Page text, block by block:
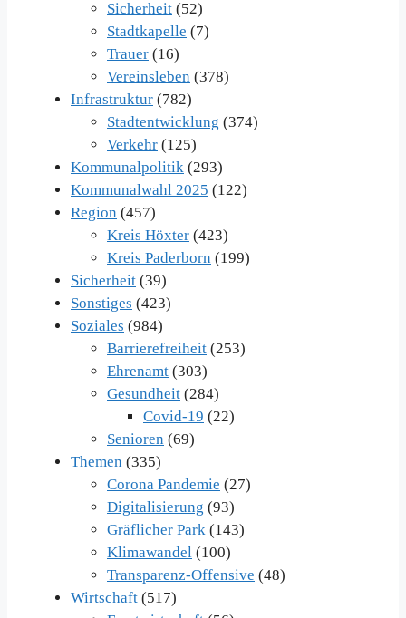
Sicherheit (52)
Stadtkapelle (7)
Trauer (16)
Vereinsleben (378)
Infrastruktur (782)
Stadtentwicklung (374)
Verkehr (125)
Kommunalpolitik (293)
Kommunalwahl 2025 (122)
Region (457)
Kreis Höxter (423)
Kreis Paderborn (199)
Sicherheit (39)
Sonstiges (423)
Soziales (984)
Barrierefreiheit (253)
Ehrenamt (303)
Gesundheit (284)
Covid-19 (22)
Senioren (69)
Themen (335)
Corona Pandemie (27)
Digitalisierung (93)
Gräflicher Park (143)
Klimawandel (100)
Transparenz-Offensive (48)
Wirtschaft (517)